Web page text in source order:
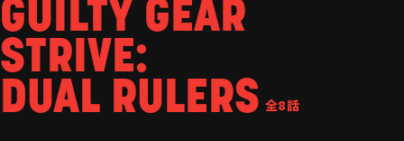
GUILTY GEAR
STRIVE:
DUAL RULERS 全8話